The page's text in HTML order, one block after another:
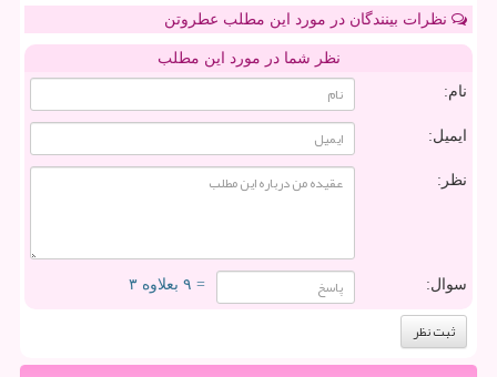
نظرات بینندگان در مورد این مطلب عطروتن
نظر شما در مورد این مطلب
نام:
ایمیل:
نظر:
سوال: = ۹ بعلاوه ۳